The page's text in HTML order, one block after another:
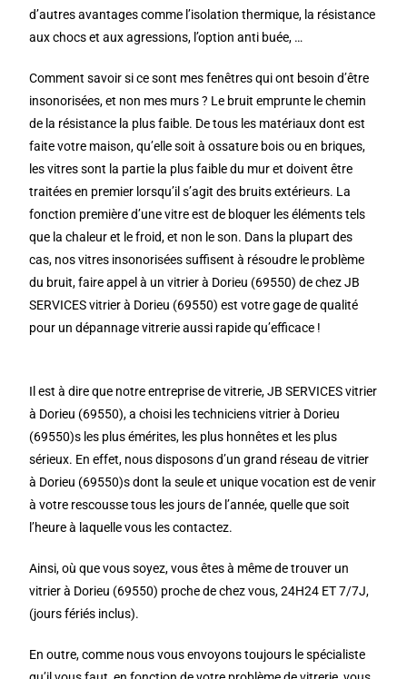
d’autres avantages comme l’isolation thermique, la résistance
aux chocs et aux agressions, l’option anti buée, …
Comment savoir si ce sont mes fenêtres qui ont besoin d’être
insonorisées, et non mes murs ? Le bruit emprunte le chemin
de la résistance la plus faible. De tous les matériaux dont est
faite votre maison, qu’elle soit à ossature bois ou en briques,
les vitres sont la partie la plus faible du mur et doivent être
traitées en premier lorsqu’il s’agit des bruits extérieurs. La
fonction première d’une vitre est de bloquer les éléments tels
que la chaleur et le froid, et non le son. Dans la plupart des
cas, nos vitres insonorisées suffisent à résoudre le problème
du bruit, faire appel à un vitrier à Dorieu (69550) de chez JB
SERVICES vitrier à Dorieu (69550) est votre gage de qualité
pour un dépannage vitrerie aussi rapide qu’efficace !
Il est à dire que notre entreprise de vitrerie, JB SERVICES vitrier
à Dorieu (69550), a choisi les techniciens vitrier à Dorieu
(69550)s les plus émérites, les plus honnêtes et les plus
sérieux. En effet, nous disposons d’un grand réseau de vitrier
à Dorieu (69550)s dont la seule et unique vocation est de venir
à votre rescousse tous les jours de l’année, quelle que soit
l’heure à laquelle vous les contactez.
Ainsi, où que vous soyez, vous êtes à même de trouver un
vitrier à Dorieu (69550) proche de chez vous, 24H24 ET 7/7J,
(jours fériés inclus).
En outre, comme nous vous envoyons toujours le spécialiste